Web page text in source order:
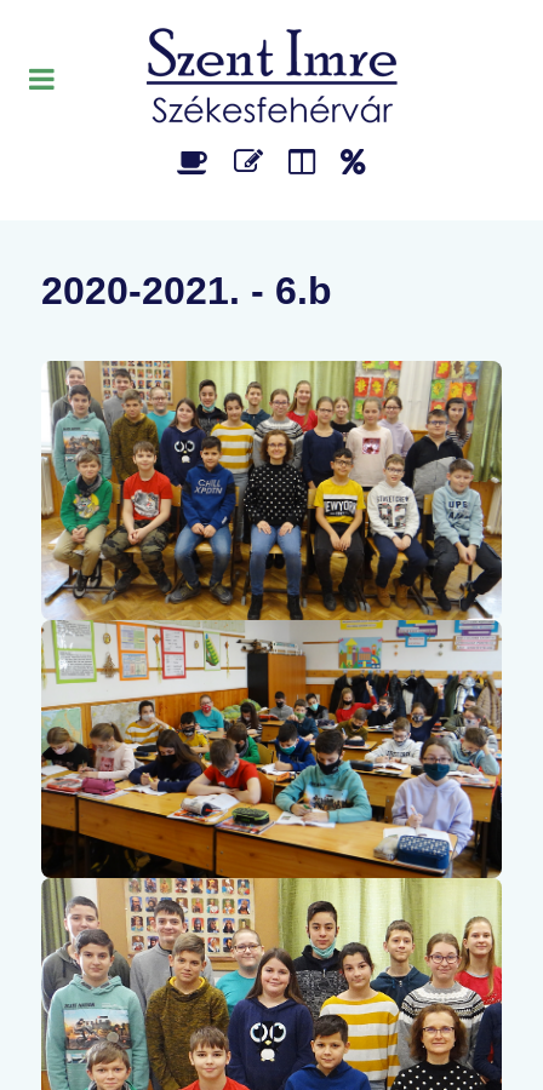
2020-2021. - 6.b